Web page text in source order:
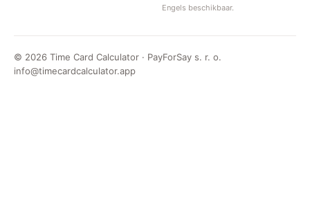
Engels beschikbaar.
© 2026 Time Card Calculator · PayForSay s. r. o.
info@timecardcalculator.app